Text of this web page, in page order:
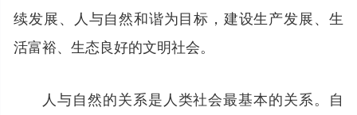
续发展、人与自然和谐为目标，建设生产发展、生
活富裕、生态良好的文明社会。
人与自然的关系是人类社会最基本的关系。自